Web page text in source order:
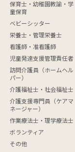
保育士・幼稚園教諭・学
童保育
ベビーシッター
栄養士・管理栄養士
看護師・准看護師
児童発達支援管理責任者
訪問介護員（ホームヘル
パー）
介護福祉士・社会福祉士
介護支援専門員（ケアマ
ネージャー）
作業療法士・理学療法士
ボランティア
その他